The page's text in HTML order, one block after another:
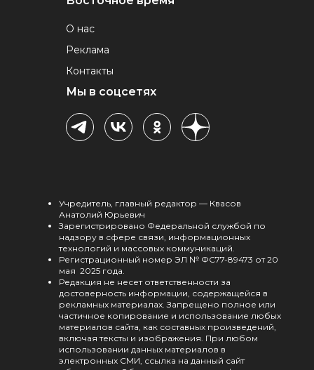
О нас
Реклама
Контакты
Мы в соцсетях
Учредитель, главный редактор — Квасов
Анатолий Юрьевич
Зарегистрировано Федеральной службой по
надзору в сфере связи, информационных
технологий и массовых коммуникаций.
Регистрационный номер ЭЛ № ФС77-89473 от 20
мая 2025 года.
Редакция не несет ответственности за
достоверность информации, содержащейся в
рекламных материалах. Запрещено полное или
частичное копирование и использование любых
материалов сайта, как составных произведений,
включая тексты и изображения. При любом
использовании данных материалов в
электронных СМИ, ссылка на данный сайт